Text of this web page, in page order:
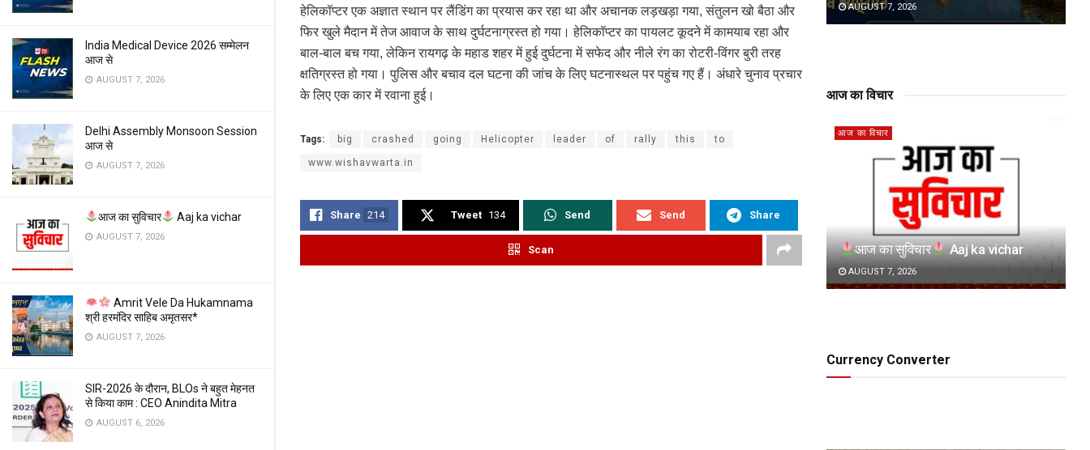
India Medical Device 2026 सम्मेलन
आज से
AUGUST 7, 2026
Delhi Assembly Monsoon Session
आज से
AUGUST 7, 2026
आज का सुविचार Aaj ka vichar
AUGUST 7, 2026
Amrit Vele Da Hukamnama
श्री हरमंदिर साहिब अमृतसर*
AUGUST 7, 2026
SIR-2026 के दौरान, BLOs ने बहुत मेहनत
से किया काम : CEO Anindita Mitra
AUGUST 6, 2026
हेलिकॉप्टर एक अज्ञात स्थान पर लैंडिंग का प्रयास कर रहा था और अचानक लड़खड़ा गया, संतुलन खो बैठा और
फिर खुले मैदान में तेज आवाज के साथ दुर्घटनाग्रस्त हो गया। हेलिकॉप्टर का पायलट कूदने में कामयाब रहा और
बाल-बाल बच गया, लेकिन रायगढ़ के महाड शहर में हुई दुर्घटना में सफेद और नीले रंग का रोटरी-विंगर बुरी तरह
क्षतिग्रस्त हो गया। पुलिस और बचाव दल घटना की जांच के लिए घटनास्थल पर पहुंच गए हैं। अंधारे चुनाव प्रचार
के लिए एक कार में रवाना हुई।
Tags: big crashed going Helicopter leader of rally this to
www.wishavwarta.in
Share 214 Tweet 134 Send Send Share
Scan
AUGUST 7, 2026
आज का विचार
आज का विचार
आज का सुविचार Aaj ka vichar
AUGUST 7, 2026
Currency Converter